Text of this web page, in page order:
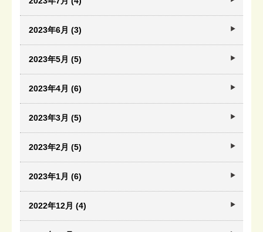
2023年6月 (3)
2023年5月 (5)
2023年4月 (6)
2023年3月 (5)
2023年2月 (5)
2023年1月 (6)
2022年12月 (4)